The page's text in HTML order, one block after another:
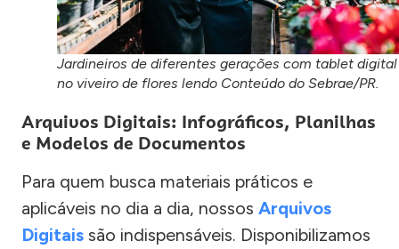
Jardineiros de diferentes gerações com tablet digital
no viveiro de flores lendo Conteúdo do Sebrae/PR.
Arquivos Digitais: Infográficos, Planilhas
e Modelos de Documentos
Para quem busca materiais práticos e
aplicáveis no dia a dia, nossos Arquivos
Digitais são indispensáveis. Disponibilizamos